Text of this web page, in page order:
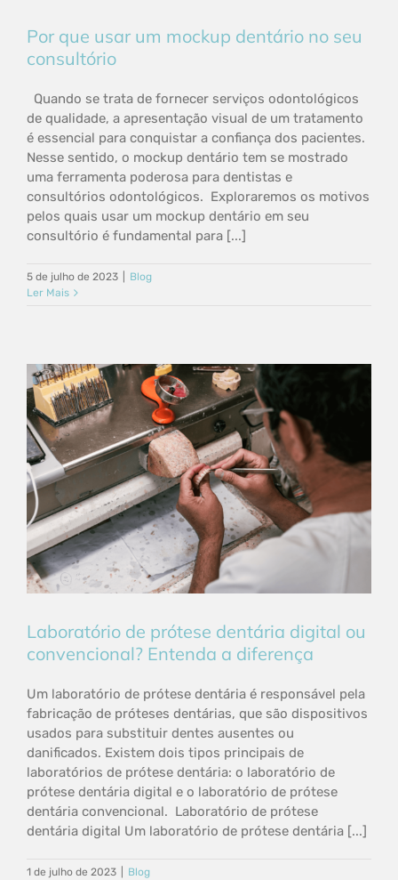
Por que usar um mockup dentário no seu
consultório
Quando se trata de fornecer serviços odontológicos
de qualidade, a apresentação visual de um tratamento
é essencial para conquistar a confiança dos pacientes.
Nesse sentido, o mockup dentário tem se mostrado
uma ferramenta poderosa para dentistas e
consultórios odontológicos. Exploraremos os motivos
pelos quais usar um mockup dentário em seu
consultório é fundamental para [...]
5 de julho de 2023
Blog
Ler Mais
Laboratório de prótese dentária digital ou
convencional? Entenda a diferença
Um laboratório de prótese dentária é responsável pela
fabricação de próteses dentárias, que são dispositivos
usados para substituir dentes ausentes ou
danificados. Existem dois tipos principais de
laboratórios de prótese dentária: o laboratório de
prótese dentária digital e o laboratório de prótese
dentária convencional. Laboratório de prótese
dentária digital Um laboratório de prótese dentária [...]
1 de julho de 2023
Blog